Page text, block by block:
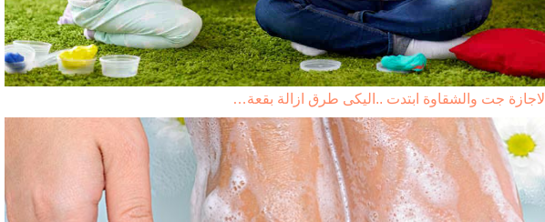
الاجازة جت والشقاوة ابتدت ..اليكى طرق ازالة بقعة…